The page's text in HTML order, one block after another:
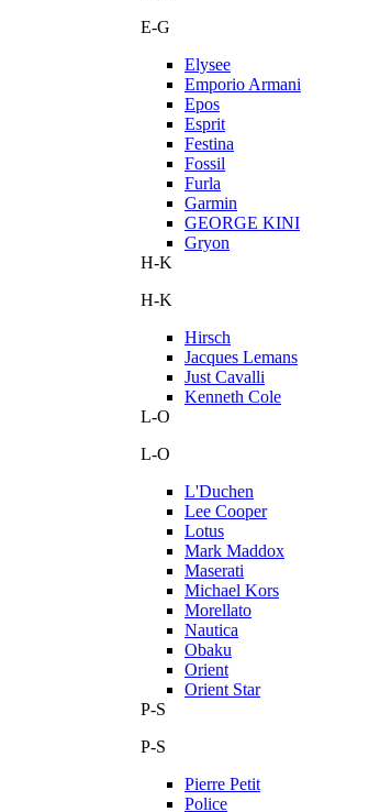
E-G
Elysee
Emporio Armani
Epos
Esprit
Festina
Fossil
Furla
Garmin
GEORGE KINI
Gryon
H-K
H-K
Hirsch
Jacques Lemans
Just Cavalli
Kenneth Cole
L-O
L-O
L'Duchen
Lee Cooper
Lotus
Mark Maddox
Maserati
Michael Kors
Morellato
Nautica
Obaku
Orient
Orient Star
P-S
P-S
Pierre Petit
Police